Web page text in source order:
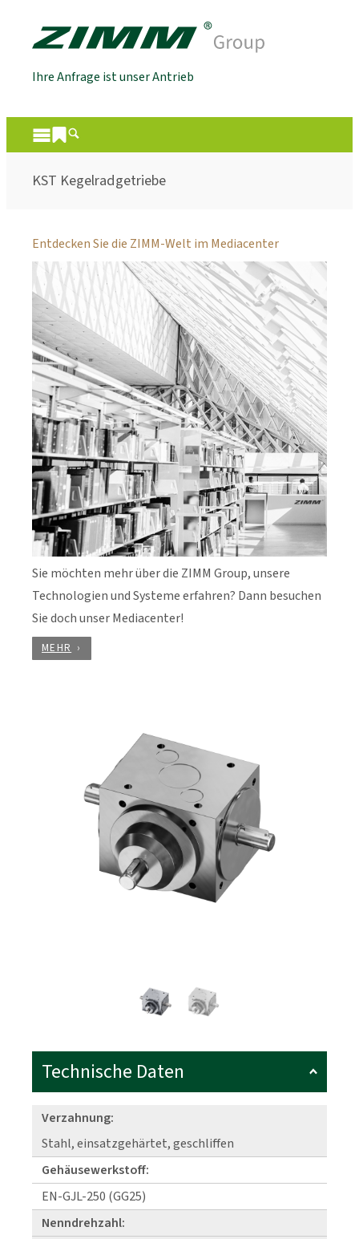
Ihre Anfrage ist unser Antrieb
KST Kegelradgetriebe
Entdecken Sie die ZIMM-Welt im Mediacenter
Sie möchten mehr über die ZIMM Group, unsere
Technologien und Systeme erfahren? Dann besuchen
Sie doch unser Mediacenter!
MEHR
Technische Daten
Verzahnung:
Stahl, einsatzgehärtet, geschliffen
Gehäusewerkstoff:
EN-GJL-250 (GG25)
Nenndrehzahl: